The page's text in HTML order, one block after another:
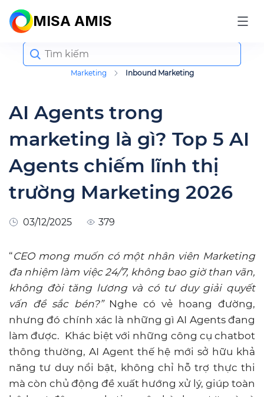
MISA AMIS
Marketing Inbound Marketing
Search
for:
AI Agents trong
marketing là gì? Top 5 AI
Agents chiếm lĩnh thị
trường Marketing 2026
03/12/2025 379
“CEO mong muốn có một nhân viên Marketing
đa nhiệm làm việc 24/7, không bao giờ than vãn,
không đòi tăng lương và có tư duy giải quyết
vấn đề sắc bén?”Nghe có vẻ hoang đường,
nhưng đó chính xác là những gì AI Agents đang
làm được. Khác biệt với những công cụ chatbot
thông thường, AI Agent thế hệ mới sở hữu khả
năng tư duy nổi bật, không chỉ hỗ trợ thực thi
mà còn chủ động đề xuất hướng xử lý, giúp toàn